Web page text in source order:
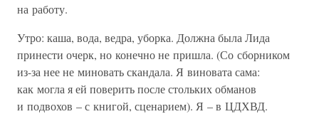
на работу.
Утро: каша, вода, ведра, уборка. Должна была Лида
принести очерк, но конечно не пришла. (Со сборником
из-за нее не миновать скандала. Я виновата сама:
как могла я ей поверить после стольких обманов
и подвохов – с книгой, сценарием). Я – в ЦДХВД.